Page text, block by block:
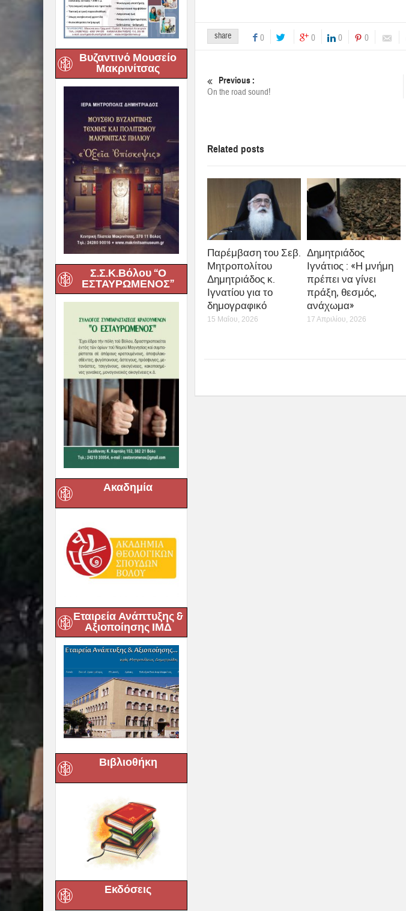
Βυζαντινό Μουσείο
Μακρινίτσας
Σ.Σ.Κ.Βόλου “Ο
ΕΣΤΑΥΡΩΜΕΝΟΣ”
Ακαδημία
Εταιρεία Ανάπτυξης &
Αξιοποίησης ΙΜΔ
Βιβλιοθήκη
Εκδόσεις
share 0 0 0 0
Previous :
On the road sound!
Related posts
Παρέμβαση του Σεβ.
Μητροπολίτου
Δημητριάδος κ.
Ιγνατίου για το
δημογραφικό
15 Μαΐου, 2026
Δημητριάδος
Ιγνάτιος : «Η μνήμη
πρέπει να γίνει
πράξη, θεσμός,
ανάχωμα»
17 Απριλίου, 2026